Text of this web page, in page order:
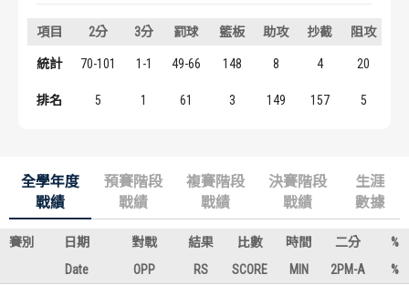
項目 2分 3分 罰球 籃板 助攻 抄截 阻攻
統計 70-101 1-1 49-66 148 8 4 20
排名 5 1 61 3 149 157 5
全學年度
戰績
預賽階段
戰績
複賽階段
戰績
決賽階段
戰績
生涯
數據
賽別 日期 對戰 結果 比數 時間 二分
%
Date
OPP RS SCORE MIN 2PM-A %